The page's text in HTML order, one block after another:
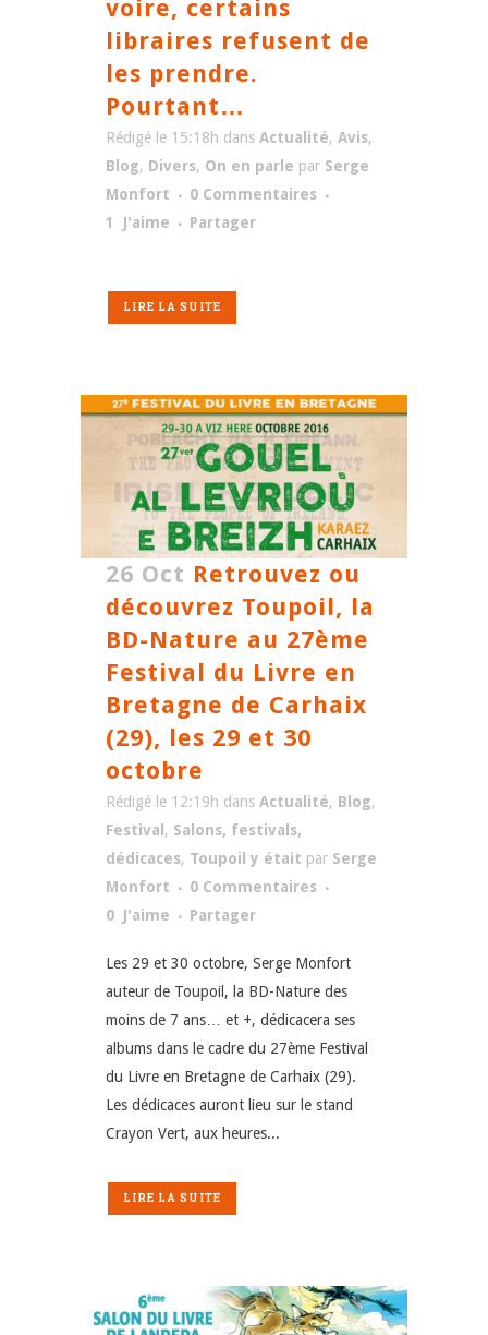
voire, certains
libraires refusent de
les prendre.
Pourtant…
Rédigé le 15:18h dans Actualité, Avis,
Blog, Divers, On en parle par Serge
Monfort
0 Commentaires
1
J'aime Partager
LIRE LA SUITE
26 Oct Retrouvez ou
découvrez Toupoil, la
BD-Nature au 27ème
Festival du Livre en
Bretagne de Carhaix
(29), les 29 et 30
octobre
Rédigé le 12:19h dans Actualité, Blog,
Festival , Salons, festivals,
dédicaces, Toupoil y était par Serge
Monfort
0 Commentaires
0 J'aime Partager
Les 29 et 30 octobre, Serge Monfort
auteur de Toupoil, la BD-Nature des
moins de 7 ans… et +, dédicacera ses
albums dans le cadre du 27ème Festival
du Livre en Bretagne de Carhaix (29).
Les dédicaces auront lieu sur le stand
Crayon Vert, aux heures...
LIRE LA SUITE